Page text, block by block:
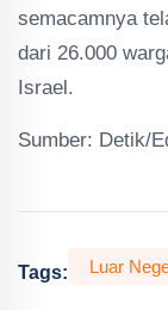
semacamnya
dari 26.000
Israel.
Sumber: Detik/
Tags: Luar